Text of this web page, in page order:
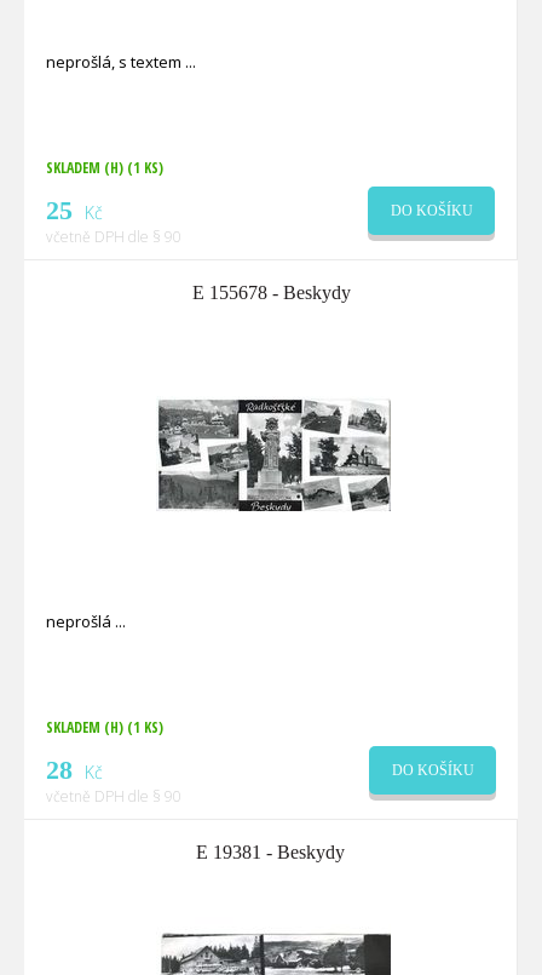
neprošlá, s textem
SKLADEM (H) (1 KS)
25 Kč
včetně DPH dle § 90
DO KOŠÍKU
E 155678 - Beskydy
neprošlá
SKLADEM (H) (1 KS)
28 Kč
včetně DPH dle § 90
DO KOŠÍKU
E 19381 - Beskydy